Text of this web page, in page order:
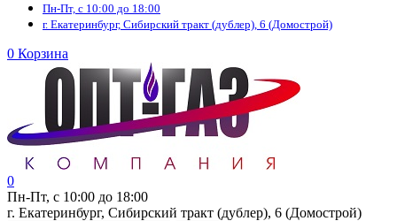
Пн-Пт, с 10:00 до 18:00
г. Екатеринбург, Сибирский тракт (дублер), 6 (Домострой)
0 Корзина
0
Пн-Пт, с 10:00 до 18:00
г. Екатеринбург, Сибирский тракт (дублер), 6 (Домострой)